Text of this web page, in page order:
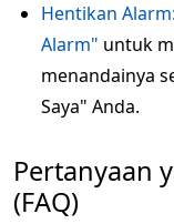
Hentikan Alarm:
Alarm" untuk
menandainya
Saya" Anda.
Pertanyaan
(FAQ)